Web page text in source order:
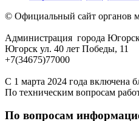
© Официальный сайт органов
Администрация города
Югорск ул. 40 лет Победы, 11
+7(34675)77000
С 1 марта 2024 года включена
По техническим вопросам
По вопросам